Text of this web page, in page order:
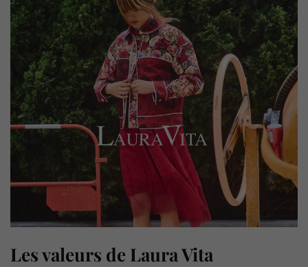
Les valeurs de Laura Vita